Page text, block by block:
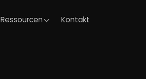
Ressourcen Kontakt